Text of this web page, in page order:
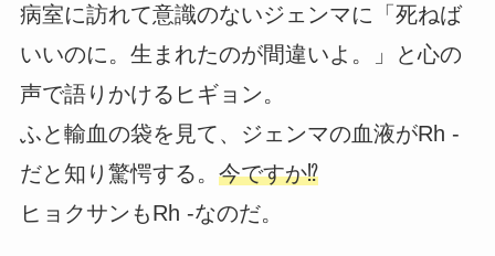
病室に訪れて意識のないジェンマに「死ねば
いいのに。生まれたのが間違いよ。」と心の
声で語りかけるヒギョン。
ふと輸血の袋を見て、ジェンマの血液がRh -
だと知り驚愕する。 今ですか⁉︎
ヒョクサンもRh -なのだ。